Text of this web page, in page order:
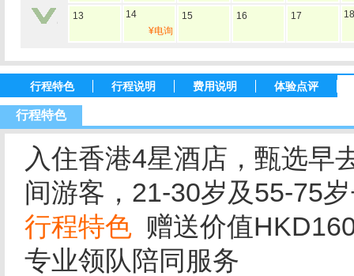
13
14
¥电询
15 16 17 18
行程特色 行程说明 费用说明 体验点评
行程特色
入住香港4星酒店，甄选早
间游客，21-30岁及55-75
行程特色 赠送价值
专业领队陪同服务